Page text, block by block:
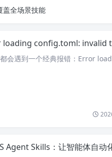
invalid transport in
会遇到一个经典报错：Error
Skills：让智能体自动化管控分